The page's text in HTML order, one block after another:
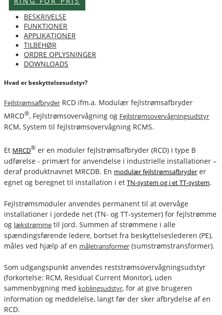
BESKRIVELSE
FUNKTIONER
APPLIKATIONER
TILBEHØR
ORDRE OPLYSNINGER
DOWNLOADS
Hvad er beskyttelsesudstyr?
Fejlstrømsafbryder RCD ifm.a. Modulær fejlstrømsafbryder
MRCD®, Fejlstrømsovervågning og Fejlstrømsovervågningsudstyr
RCM, System til fejlstrømsovervågning RCMS.
Et MRCD® er en moduler fejlstrømsafbryder (RCD) i type B
udførelse - primært for anvendelse i industrielle installationer –
deraf produktnavnet MRCDB. En modulær fejlstrømsafbryder er
egnet og beregnet til installation i et TN-system og i et TT-system.
Fejlstrømsmoduler anvendes permanent til at overvåge
installationer i jordede net (TN- og TT-systemer) for fejlstrømme
og lækstrømme til jord. Summen af strømmene i alle
spændingsførende ledere, bortset fra beskyttelseslederen (PE),
måles ved hjælp af en måletransformer (sumstrømstransformer).
Som udgangspunkt anvendes reststrømsovervågningsudstyr
(forkortelse: RCM, Residual Current Monitor), uden
sammenbygning med koblingsudstyr, for at give brugeren
information og meddelelse, langt før der sker afbrydelse af en
RCD.